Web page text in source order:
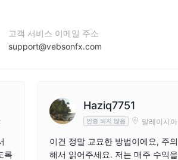
고객 서비스 이메일 주소
support@vebsonfx.com
회사 웹사이트
https://www.vebsonfx.com/
록
Haziq7751
인증 되지 않음 말레이시아
이건 정말 교묘한 방법이에요, 주의
해서 읽어주세요. 저는 매주 수익을